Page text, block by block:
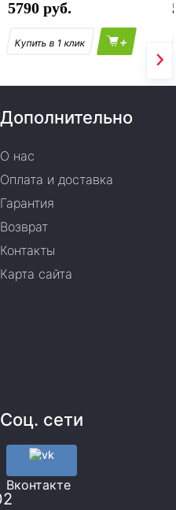
5790
+
Дополнительно
О нас
Оплата и доставка
Гарантия
Возврат
Контакты
Карта сайта
Соц. сети
Вконтакте